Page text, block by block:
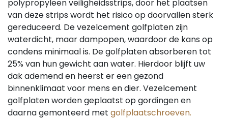
polypropyleen veiligheidsstrips, door het plaatsen
van deze strips wordt het risico op doorvallen sterk
gereduceerd. De vezelcement golfplaten zijn
waterdicht, maar dampopen, waardoor de kans op
condens minimaal is. De golfplaten absorberen tot
25% van hun gewicht aan water. Hierdoor blijft uw
dak ademend en heerst er een gezond
binnenklimaat voor mens en dier. Vezelcement
golfplaten worden geplaatst op gordingen en
daarna gemonteerd met golfplaatschroeven.